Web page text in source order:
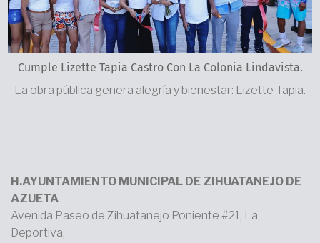
Cumple Lizette Tapia Castro Con La Colonia Lindavista.
La obra pública genera alegría y bienestar: Lizette Tapia.
H.AYUNTAMIENTO MUNICIPAL DE ZIHUATANEJO DE
AZUETA
Avenida Paseo de Zihuatanejo Poniente #21, La
Deportiva,